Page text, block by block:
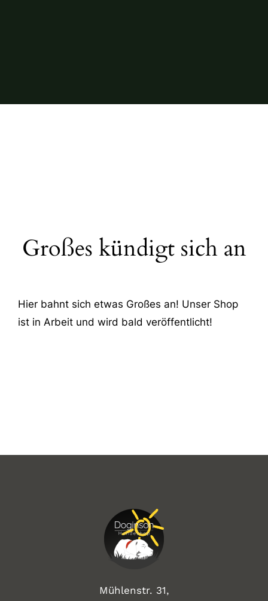
Großes kündigt sich an
Hier bahnt sich etwas Großes an! Unser Shop
ist in Arbeit und wird bald veröffentlicht!
Mühlenstr. 31,